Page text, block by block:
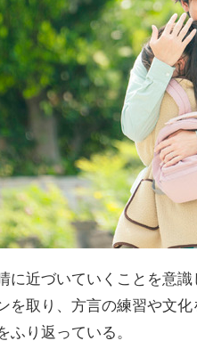
に近づいていくことを意
を取り、方言の練習や文
ふり返っている。